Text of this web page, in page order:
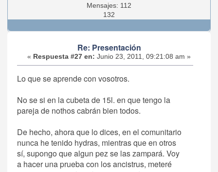
Mensajes: 112
132
Re: Presentación
« Respuesta #27 en: Junio 23, 2011, 09:21:08 am »
Lo que se aprende con vosotros.
No se si en la cubeta de 15l. en que tengo la
pareja de nothos cabrán bien todos.
De hecho, ahora que lo dices, en el comunitario
nunca he tenido hydras, mientras que en otros
sí, supongo que algun pez se las zampará. Voy
a hacer una prueba con los ancistrus, meteré